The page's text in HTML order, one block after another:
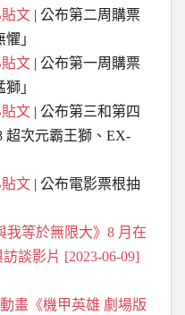
文 | 公布第二周購票
」
文 | 公布第一周購票
」
文 | 公布第三和第四
超次元霸王獅 、EX-
文 | 公布電影票根抽
我等於無限大》8 月在
談影片 [2023-06-09]
畫《機甲英雄 劇場版